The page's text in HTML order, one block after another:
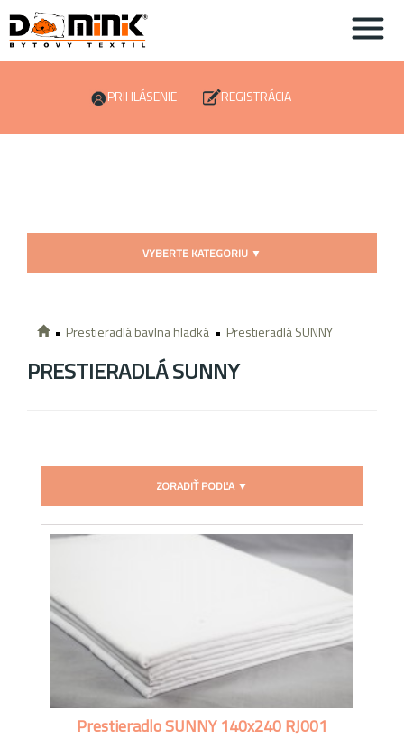
PRIHLÁSENIE REGISTRÁCIA
VYBERTE KATEGORIU ▼
Prestieradlá bavlna hladká Prestieradlá SUNNY
PRESTIERADLÁ SUNNY
ZORADIŤ PODĽA ▼
Prestieradlo SUNNY 140x240 RJ001